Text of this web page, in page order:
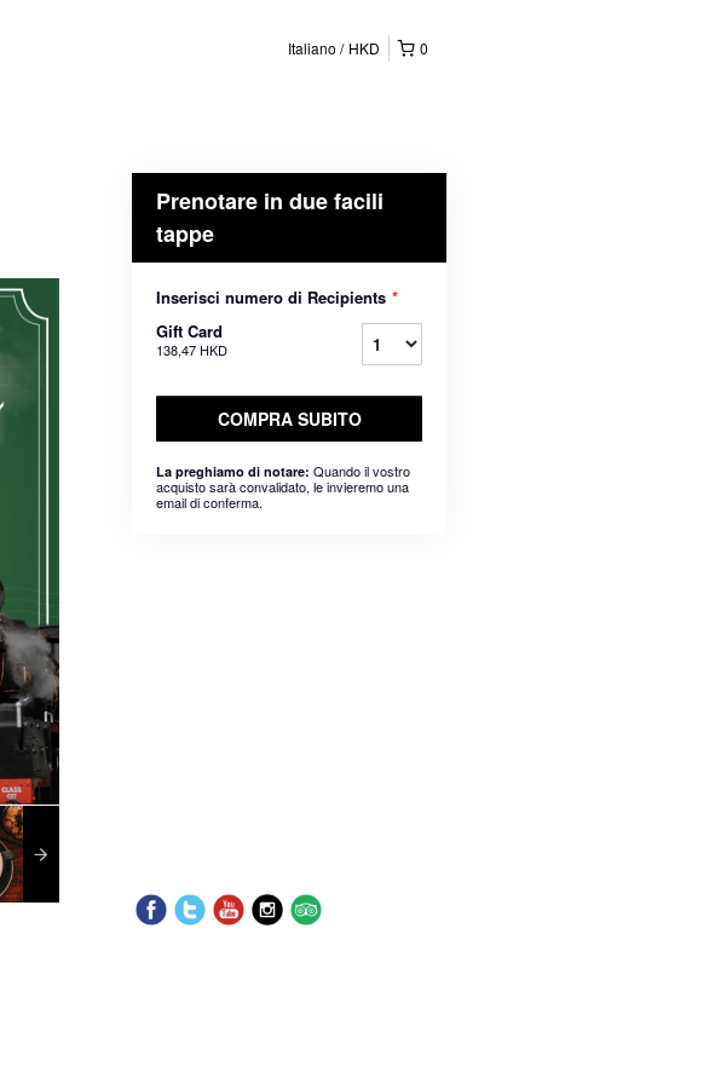
0
Italiano HKD
Prenotare in due facili
tappe
Inserisci numero di Recipients *
Gift Card
138,47 HKD
COMPRA SUBITO
La preghiamo di notare: Quando il vostro
acquisto sarà convalidato, le invieremo una
email di conferma.